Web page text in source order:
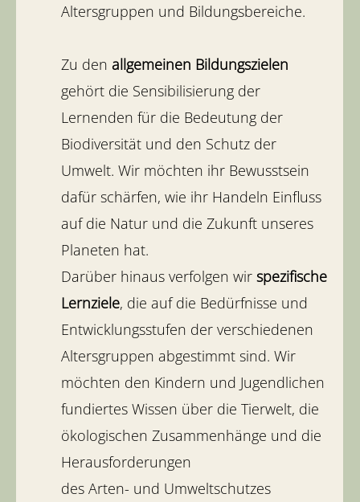
Altersgruppen und Bildungsbereiche.
Zu den allgemeinen Bildungszielen
gehört die Sensibilisierung der
Lernenden für die Bedeutung der
Biodiversität und den Schutz der
Umwelt. Wir möchten ihr Bewusstsein
dafür schärfen, wie ihr Handeln Einfluss
auf die Natur und die Zukunft unseres
Planeten hat.
Darüber hinaus verfolgen wir spezifische
Lernziele, die auf die Bedürfnisse und
Entwicklungsstufen der verschiedenen
Altersgruppen abgestimmt sind. Wir
möchten den Kindern und Jugendlichen
fundiertes Wissen über die Tierwelt, die
ökologischen Zusammenhänge und die
Herausforderungen
des Arten- und Umweltschutzes